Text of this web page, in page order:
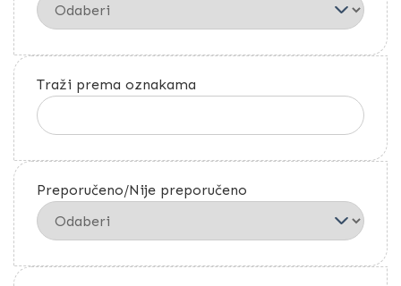
Traži prema oznakama
Preporučeno/Nije preporučeno